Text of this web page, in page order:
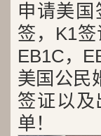
申请美
签，K1
EB1C，
美国公民
签证以
单！